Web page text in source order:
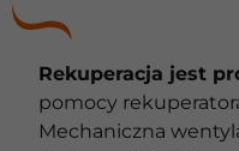
Rekuperacja jest
pomocy
Mechaniczna